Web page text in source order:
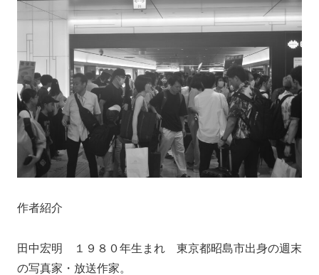
作者紹介
田中宏明 １９８０年生まれ 東京都昭島市出身の週末
の写真家・放送作家。